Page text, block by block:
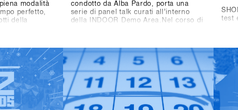
modalità
perfetto,
della
è
e tre i
l'altra,
tavole
come
White.Anche
sono
condotto da Alba Pardo, porta una
serie di panel talk curati all’interno
della INDOOR Demo Area.Nel corso di
sarà su Women as Growth Drivers –
Not Side Projects, mettendo in luce il
ruolo delle donne come vero motore di
crescita per l’industria. Lunedì,
l’attenzione si sposta sui format di
gara, analizzando come le diverse
formule di contest influenzino i
test
nel